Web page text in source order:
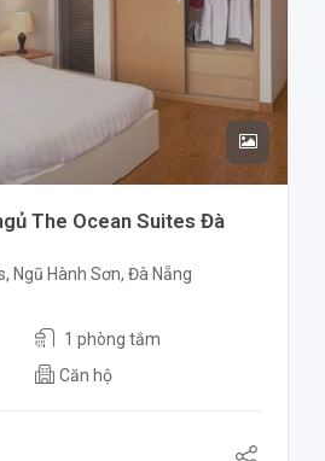
The Ocean Suites Đà
Ngũ Hành Sơn, Đà Nẵng
1 phòng tắm
Căn hộ